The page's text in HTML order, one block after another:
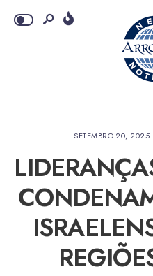
SETEMBRO 20, 2025